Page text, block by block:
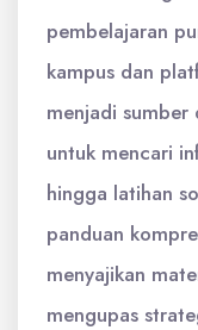
pembelajaran
kampus dan
menjadi
untuk mencari
hingga latihan
panduan
menyajikan
mengupas